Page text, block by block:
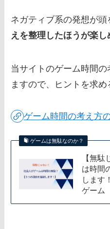
ネガティブ系の発想が
えを整理したほうが楽
当サイトのゲーム時間
ますので、ヒントを求め
ゲーム時間の考え方
ゲームは無駄なのか？
【無
は時間
します
ゲーム